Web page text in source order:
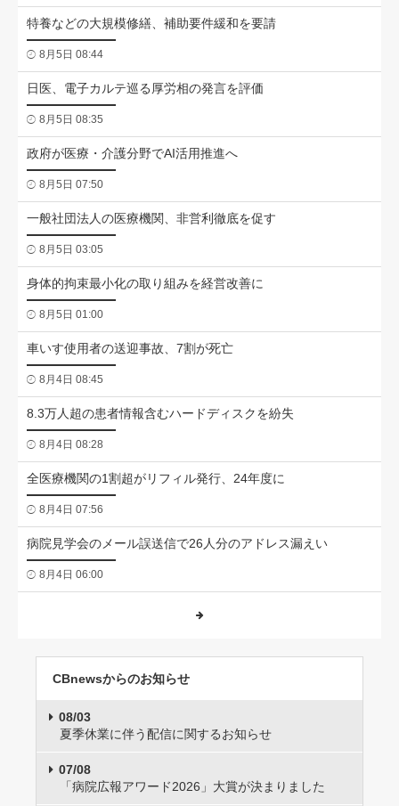
特養などの大規模修繕、補助要件緩和を要請
8月5日 08:44
日医、電子カルテ巡る厚労相の発言を評価
8月5日 08:35
政府が医療・介護分野でAI活用推進へ
8月5日 07:50
一般社団法人の医療機関、非営利徹底を促す
8月5日 03:05
身体的拘束最小化の取り組みを経営改善に
8月5日 01:00
車いす使用者の送迎事故、7割が死亡
8月4日 08:45
8.3万人超の患者情報含むハードディスクを紛失
8月4日 08:28
全医療機関の1割超がリフィル発行、24年度に
8月4日 07:56
病院見学会のメール誤送信で26人分のアドレス漏えい
8月4日 06:00
CBnewsからのお知らせ
08/03
夏季休業に伴う配信に関するお知らせ
07/08
「病院広報アワード2026」大賞が決まりました